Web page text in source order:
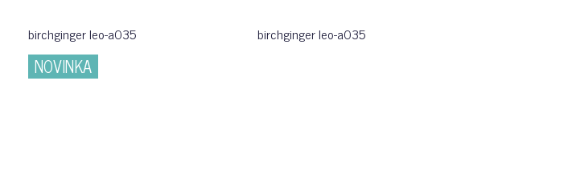
birchginger leo-a035 birchginger leo-a035
NOVINKA